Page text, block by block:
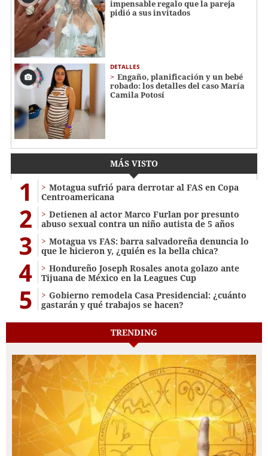
impensable regalo que la pareja
pidió a sus invitados
DETALLES
Engaño, planificación y un bebé
robado: los detalles del caso María
Camila Potosí
MÁS VISTO
1
Motagua sufrió para derrotar al FAS en Copa
Centroamericana
2
Detienen al actor Marco Furlan por presunto
abuso sexual contra un niño autista de 5 años
3
Motagua vs FAS: barra salvadoreña denuncia lo
que le hicieron y, ¿quién es la bella chica?
4
Hondureño Joseph Rosales anota golazo ante
Tijuana de México en la Leagues Cup
5
Gobierno remodela Casa Presidencial: ¿cuánto
gastarán y qué trabajos se hacen?
TRENDING